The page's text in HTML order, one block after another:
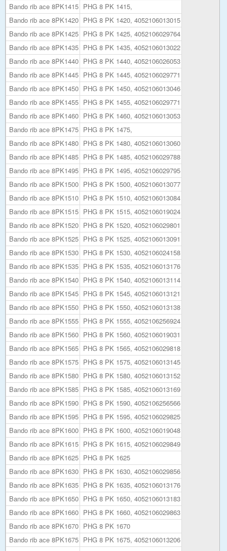
Bando rib ace 8PK1415 PHG 8 PK 1415,
Bando rib ace 8PK1420 PHG 8 PK 1420, 4052106013015
Bando rib ace 8PK1425 PHG 8 PK 1425, 4052106029764
Bando rib ace 8PK1435 PHG 8 PK 1435, 4052106013022
Bando rib ace 8PK1440 PHG 8 PK 1440, 4052106026053
Bando rib ace 8PK1445 PHG 8 PK 1445, 4052106029771
Bando rib ace 8PK1450 PHG 8 PK 1450, 4052106013046
Bando rib ace 8PK1455 PHG 8 PK 1455, 4052106029771
Bando rib ace 8PK1460 PHG 8 PK 1460, 4052106013053
Bando rib ace 8PK1475 PHG 8 PK 1475,
Bando rib ace 8PK1480 PHG 8 PK 1480, 4052106013060
Bando rib ace 8PK1485 PHG 8 PK 1485, 4052106029788
Bando rib ace 8PK1495 PHG 8 PK 1495, 4052106029795
Bando rib ace 8PK1500 PHG 8 PK 1500, 4052106013077
Bando rib ace 8PK1510 PHG 8 PK 1510, 4052106013084
Bando rib ace 8PK1515 PHG 8 PK 1515, 4052106019024
Bando rib ace 8PK1520 PHG 8 PK 1520, 4052106029801
Bando rib ace 8PK1525 PHG 8 PK 1525, 4052106013091
Bando rib ace 8PK1530 PHG 8 PK 1530, 4052106024158
Bando rib ace 8PK1535 PHG 8 PK 1535, 4052106013176
Bando rib ace 8PK1540 PHG 8 PK 1540, 4052106013114
Bando rib ace 8PK1545 PHG 8 PK 1545, 4052106013121
Bando rib ace 8PK1550 PHG 8 PK 1550, 4052106013138
Bando rib ace 8PK1555 PHG 8 PK 1555, 4052106256924
Bando rib ace 8PK1560 PHG 8 PK 1560, 4052106019031
Bando rib ace 8PK1565 PHG 8 PK 1565, 4052106029818
Bando rib ace 8PK1575 PHG 8 PK 1575, 4052106013145
Bando rib ace 8PK1580 PHG 8 PK 1580, 4052106013152
Bando rib ace 8PK1585 PHG 8 PK 1585, 4052106013169
Bando rib ace 8PK1590 PHG 8 PK 1590, 4052106256566
Bando rib ace 8PK1595 PHG 8 PK 1595, 4052106029825
Bando rib ace 8PK1600 PHG 8 PK 1600, 4052106019048
Bando rib ace 8PK1615 PHG 8 PK 1615, 4052106029849
Bando rib ace 8PK1625 PHG 8 PK 1625
Bando rib ace 8PK1630 PHG 8 PK 1630, 4052106029856
Bando rib ace 8PK1635 PHG 8 PK 1635, 4052106013176
Bando rib ace 8PK1650 PHG 8 PK 1650, 4052106013183
Bando rib ace 8PK1660 PHG 8 PK 1660, 4052106029863
Bando rib ace 8PK1670 PHG 8 PK 1670
Bando rib ace 8PK1675 PHG 8 PK 1675, 4052106013206